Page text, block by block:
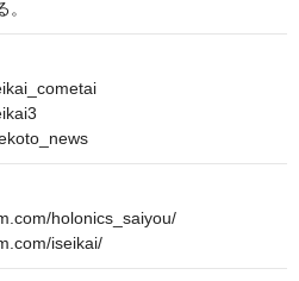
holonics_saiyou/
iseikai/